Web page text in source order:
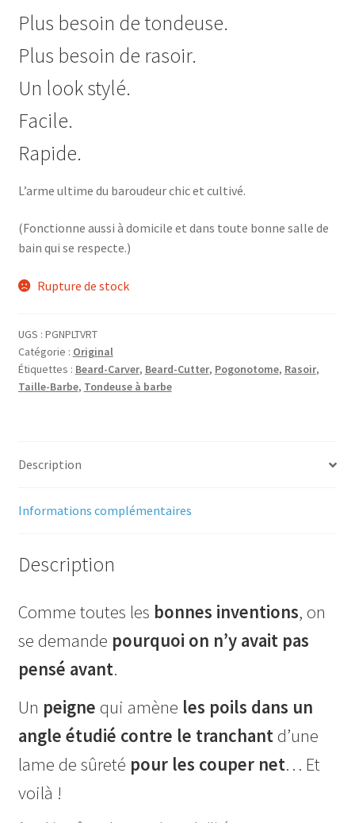
Plus besoin de tondeuse.
Plus besoin de rasoir.
Un look stylé.
Facile.
Rapide.
L’arme ultime du baroudeur chic et cultivé.
(Fonctionne aussi à domicile et dans toute bonne salle de
bain qui se respecte.)
Rupture de stock
UGS : PGNPLTVRT
Catégorie : Original
Étiquettes : Beard-Carver, Beard-Cutter, Pogonotome, Rasoir,
Taille-Barbe, Tondeuse à barbe
Description
Informations complémentaires
Description
Comme toutes les bonnes inventions, on
se demande pourquoi on n’y avait pas
pensé avant.
Un peigne qui amène les poils dans un
angle étudié contre le tranchantd’une
lame de sûreté pour les couper net… Et
voilà !